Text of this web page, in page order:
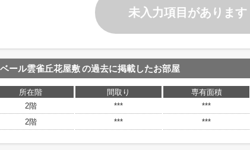
未入力項目があります
ベール雲雀丘花屋敷の過去に掲載したお部屋
所在階 間取り 専有面積
2階
*** ***
2階
*** ***